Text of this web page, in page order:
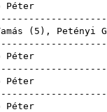
( 5 ), Petényi